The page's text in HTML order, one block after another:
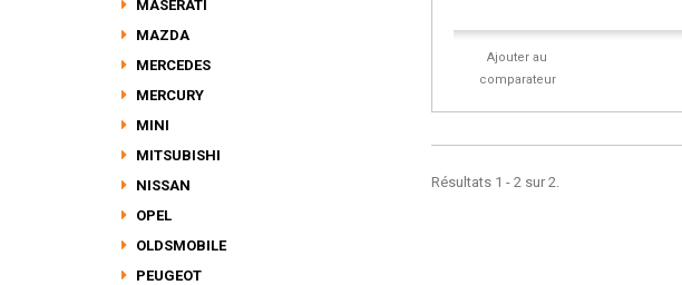
MASERATI
MAZDA
MERCEDES
MERCURY
MINI
MITSUBISHI
NISSAN
OPEL
OLDSMOBILE
PEUGEOT
Ajouter au
comparateur
Résultats 1 - 2 sur 2.